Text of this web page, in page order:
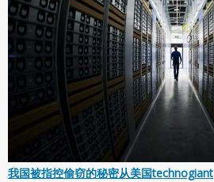
我国被指控偷窃的秘密从美国technogiant